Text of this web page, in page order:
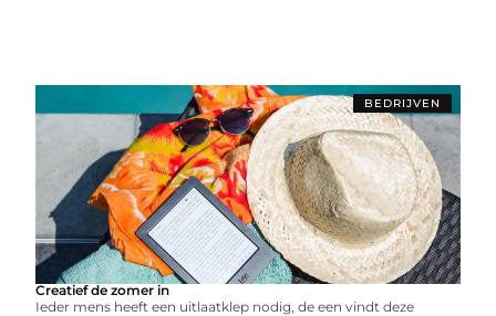
BEDRIJVEN
Creatief de zomer in
Ieder mens heeft een uitlaatklep nodig, de een vindt deze